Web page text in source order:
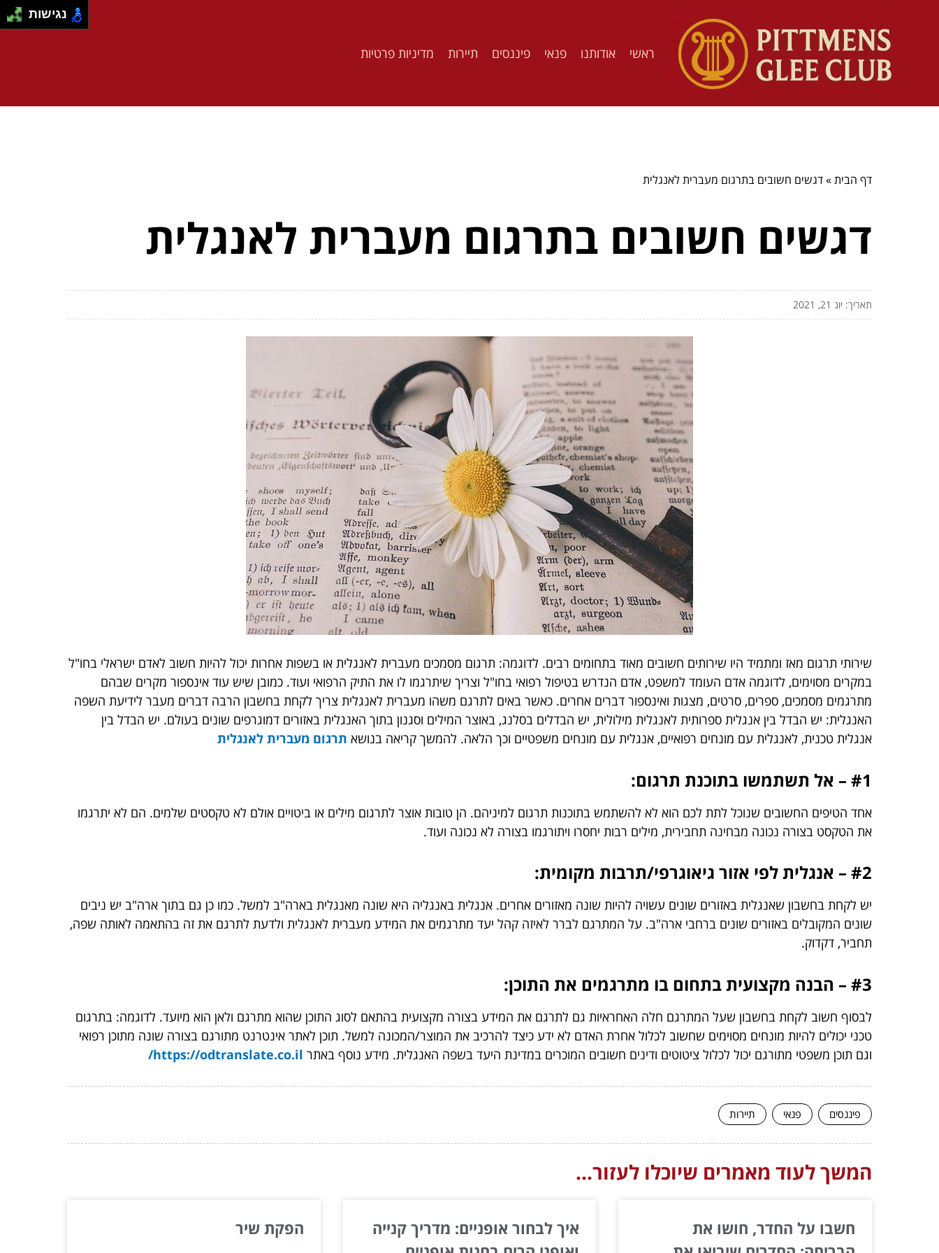
ראשי אודותנו פנאי פיננסים תיירות מדיניות פרטיות
דף הבית»דגשים חשובים בתרגום מעברית לאנגלית
דגשים חשובים בתרגום מעברית לאנגלית
תאריך: יונ 21, 2021
שירותי תרגום מאז ומתמיד היו שירותים חשובים מאוד בתחומים רבים. לדוגמה: תרגום מסמכים מעברית לאנגלית או בשפות אחרות יכול להיות חשוב לאדם ישראלי בחו"ל
במקרים מסוימים, לדוגמה אדם העומד למשפט, אדם הנדרש בטיפול רפואי בחו"ל וצריך שיתרגמו לו את התיק הרפואי ועוד. כמובן שיש עוד אינספור מקרים שבהם
מתרגמים מסמכים, ספרים, סרטים, מצגות ואינספור דברים אחרים. כאשר באים לתרגם משהו מעברית לאנגלית צריך לקחת בחשבון הרבה דברים מעבר לידיעת השפה
האנגלית: יש הבדל בין אנגלית ספרותית לאנגלית מילולית, יש הבדלים בסלנג, באוצר המילים וסגנון בתוך האנגלית באזורים דמוגרפים שונים בעולם. יש הבדל בין
אנגלית טכנית, לאנגלית עם מונחים רפואיים, אנגלית עם מונחים משפטיים וכך הלאה. להמשך קריאה בנושא תרגום מעברית לאנגלית
#1 – אל תשתמשו בתוכנת תרגום:
אחד הטיפים החשובים שנוכל לתת לכם הוא לא להשתמש בתוכנות תרגום למיניהם. הן טובות אוצר לתרגום מילים או ביטויים אולם לא טקסטים שלמים. הם לא יתרגמו
את הטקסט בצורה נכונה מבחינה תחבירית, מילים רבות יחסרו ויתורגמו בצורה לא נכונה ועוד.
#2 – אנגלית לפי אזור גיאוגרפי/תרבות מקומית:
יש לקחת בחשבון שאנגלית באזורים שונים עשויה להיות שונה מאזורים אחרים. אנגלית באנגליה היא שונה מאנגלית בארה"ב למשל. כמו כן גם בתוך ארה"ב יש ניבים
שונים המקובלים באזורים שונים ברחבי ארה"ב. על המתרגם לברר לאיזה קהל יעד מתרגמים את המידע מעברית לאנגלית ולדעת לתרגם את זה בהתאמה לאותה שפה,
תחביר, דקדוק.
#3 – הבנה מקצועית בתחום בו מתרגמים את התוכן:
לבסוף חשוב לקחת בחשבון שעל המתרגם חלה האחראיות גם לתרגם את המידע בצורה מקצועית בהתאם לסוג התוכן שהוא מתרגם ולאן הוא מיועד. לדוגמה: בתרגום
טכני יכולים להיות מונחים מסוימים שחשוב לכלול אחרת האדם לא ידע כיצד להרכיב את המוצר/המכונה למשל. תוכן לאתר אינטרנט מתורגם בצורה שונה מתוכן רפואי
וגם תוכן משפטי מתורגם יכול לכלול ציטוטים ודינים חשובים המוכרים במדינת היעד בשפה האנגלית. מידע נוסף באתר https://odtranslate.co.il/
פיננסים פנאי תיירות
המשך לעוד מאמרים שיוכלו לעזור...
חשבו על החדר, חושו את
איך לבחור אופניים: מדריך קנייה
הפקת שיר
נגישות